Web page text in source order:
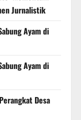
Jurnalistik
Ayam di
Ayam di
Desa